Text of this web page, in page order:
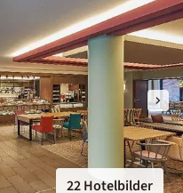
22 Hotelbilder